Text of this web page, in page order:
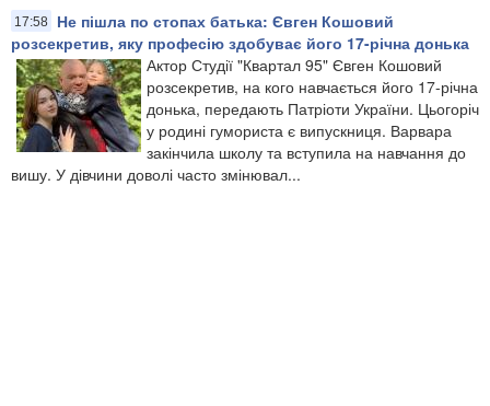
17:58
Не пішла по стопах батька: Євген Кошовий
розсекретив, яку професію здобуває його 17-річна донька
Актор Студії "Квартал 95" Євген Кошовий
розсекретив, на кого навчається його 17-річна
донька, передають Патріоти України. Цьогоріч
у родині гумориста є випускниця. Варвара
закінчила школу та вступила на навчання до
вишу. У дівчини доволі часто змінювал...